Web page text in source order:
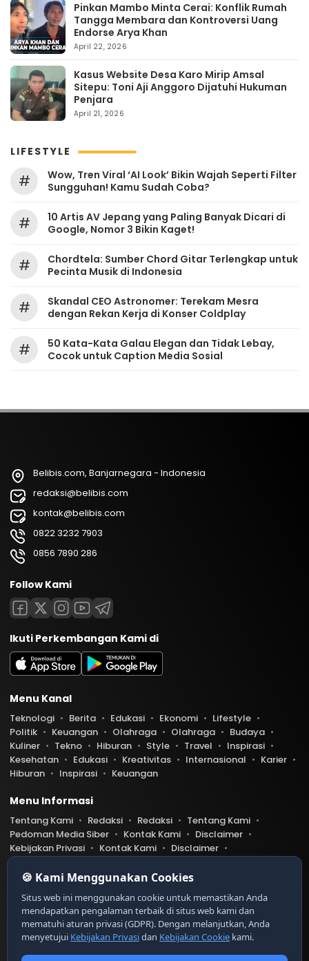
Pinkan Mambo Minta Cerai: Konflik Rumah
Tangga Membara dan Kontroversi Uang
Endorse Arya Khan
April 22, 2026
Kasus Website Desa Karo Mirip Amsal
Sitepu: Toni Aji Anggoro Dijatuhi Hukuman
Penjara
April 21, 2026
LIFESTYLE
#
Wow, Tren Viral ‘AI Look’ Bikin Wajah Seperti Filter
Sungguhan! Kamu Sudah Coba?
#
10 Artis AV Jepang yang Paling Banyak Dicari di
Google, Nomor 3 Bikin Kaget!
#
Chordtela: Sumber Chord Gitar Terlengkap untuk
Pecinta Musik di Indonesia
#
Skandal CEO Astronomer: Terekam Mesra
dengan Rekan Kerja di Konser Coldplay
#
50 Kata-Kata Galau Elegan dan Tidak Lebay,
Cocok untuk Caption Media Sosial
Belibis.com, Banjarnegara - Indonesia
redaksi@belibis.com
kontak@belibis.com
0822 3232 7903
0856 7890 286
Follow Kami
Ikuti Perkembangan Kami di
Menu Kanal
Teknologi Berita Edukasi Ekonomi
Lifestyle
Politik
Keuangan Olahraga Olahraga
Budaya
Kuliner
Tekno Hiburan Style Travel
Inspirasi
Kesehatan
Edukasi Kreativitas Internasional
Karier
Hiburan
Inspirasi Keuangan
Menu Informasi
Tentang Kami Redaksi Redaksi
Tentang Kami
Pedoman Media Siber
Kontak Kami
Disclaimer
Kebijakan Privasi
Kontak Kami
Disclaimer
Pedoman Media Siber
Belibis.com telah diverifikasi oleh Dewan Pers
tifikat Nomor 9999/DP-Verifikasi/K/XII/20XX
https://dewanpers.or.id/data/contoh-xxx
🍪 Kami Menggunakan Cookies
Situs web ini menggunakan cookie untuk memastikan Anda
mendapatkan pengalaman terbaik di situs web kami dan
mematuhi aturan privasi (GDPR). Dengan melanjutkan, Anda
menyetujui Kebijakan Privasidan Kebijakan Cookie kami.